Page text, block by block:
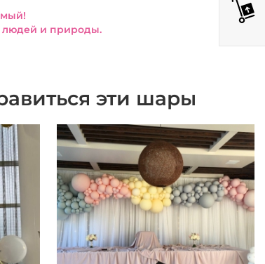
и природы.
эти шары